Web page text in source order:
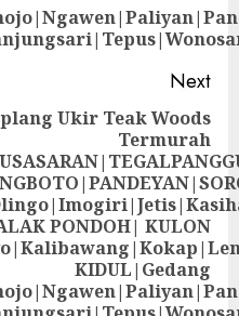
Next
Ukir Teak Woods
Termurah
PONDOH| KULON
KIDUL|Gedang